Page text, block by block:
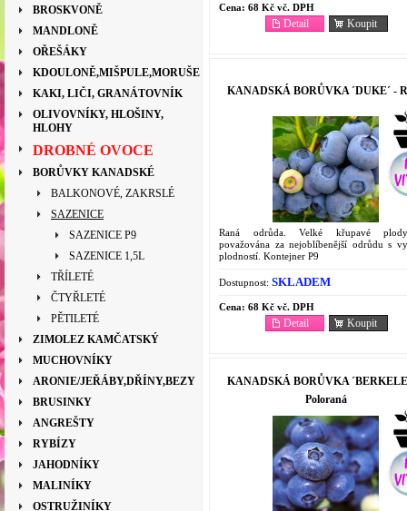
BROSKVONĚ
MANDLONĚ
OŘEŠÁKY
KDOULONĚ,MIŠPULE,MORUŠE
KAKI, LIČI, GRANÁTOVNÍK
OLIVOVNÍKY, HLOŠINY,
HLOHY
DROBNÉ OVOCE
BORŮVKY KANADSKÉ
BALKONOVÉ, ZAKRSLÉ
SAZENICE
SAZENICE P9
SAZENICE 1,5L
TŘÍLETÉ
ČTYŘLETÉ
PĚTILETÉ
ZIMOLEZ KAMČATSKÝ
MUCHOVNÍKY
ARONIE/JEŘÁBY,DŘÍNY,BEZY
BRUSINKY
ANGREŠTY
RYBÍZY
JAHODNÍKY
MALINÍKY
OSTRUŽINÍKY
Cena: 68 Kč vč. DPH
Koupit
Detail
KANADSKÁ BORŮVKA ´DUKE´ -
Raná odrůda. Velké křupavé
považována za nejoblíbenější odrůdu s
plodností. Kontejner P9
Dostupnost: SKLADEM
Cena: 68 Kč vč. DPH
Koupit
Detail
KANADSKÁ BORŮVKA
Poloraná